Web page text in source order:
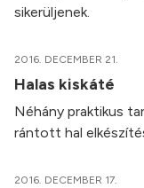
sikerüljenek.
2016. DECEMBER 21.
Halas kiskáté
Néhány praktikus
rántott hal
2016. DECEMBER 17.